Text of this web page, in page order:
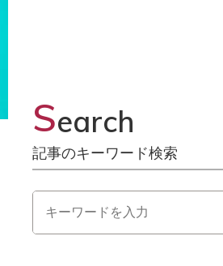
Search
記事のキーワード検索